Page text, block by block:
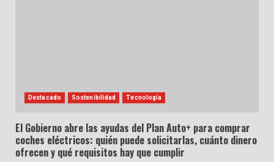
Destacado Sostenibilidad Tecnología
El Gobierno abre las ayudas del Plan Auto+ para comprar
coches eléctricos: quién puede solicitarlas, cuánto dinero
ofrecen y qué requisitos hay que cumplir